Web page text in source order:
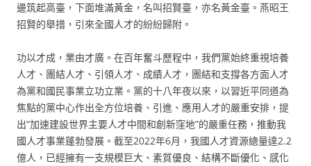
邊筑起高臺，下面堆滿黃金，名叫招賢臺，亦名黃金臺。燕昭王
招賢的舉措，引來全國人才的紛紛歸附。
功以才成，業由才廣。在百年奮斗歷程中，我們黨始終重視培養
人才、團結人才、引領人才、成績人才，團結和支撐各方面人才
為黨和國民事業立功立業。黨的十八年夜以來，以習近平同道為
焦點的黨中心作出全方位培養、引進、應用人才的嚴重安排，提
出“加速建設世界主要人才中間和創新窪地”的嚴重任務，推動我
國人才事業蓬勃發展。截至2022年6月，我國人才資源總量達2.2
億人，已經擁有一支規模巨大、素質優良、結構不斷優化、感化